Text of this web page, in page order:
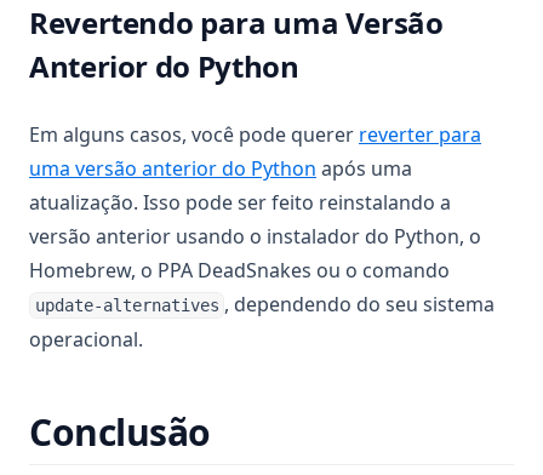
Revertendo para uma Versão
Anterior do Python
Em alguns casos, você pode querer reverter para
uma versão anterior do Python após uma
atualização. Isso pode ser feito reinstalando a
versão anterior usando o instalador do Python, o
Homebrew, o PPA DeadSnakes ou o comando
update-alternatives , dependendo do seu sistema
operacional.
Conclusão